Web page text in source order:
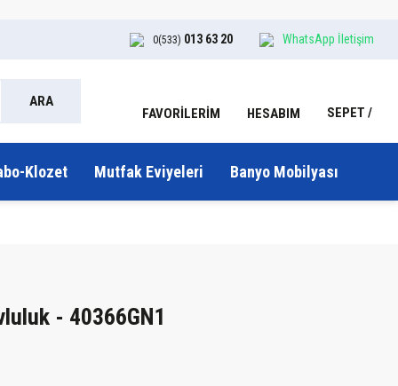
0(533) 013 63 20 WhatsApp İletişim
ARA
FAVORİLERİM HESABIM SEPET
Klozet Mutfak Eviyeleri Banyo Mobilyası
- 40366GN1